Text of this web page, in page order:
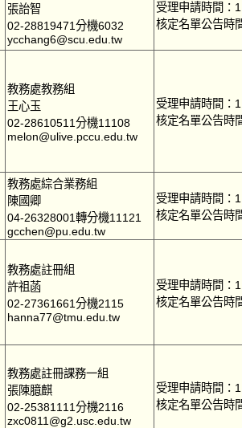
張詒智
02-28819471分機6032
ycchang6@scu.edu.tw
受理申請時間：
核定名單公告時
教務處教務組
王心玉
02-28610511分機11108
melon@ulive.pccu.edu.tw
受理申請時間：
核定名單公告時
教務處綜合業務組
陳國卿
04-26328001轉分機11121
gcchen@pu.edu.tw
受理申請時間：
核定名單公告時
教務處註冊組
許祖菡
02-27361661分機2115
hanna77@tmu.edu.tw
受理申請時間：
核定名單公告時
教務處註冊課務一組
張陳臆麒
02-25381111分機2116
zxc0811@g2.usc.edu.tw
受理申請時間：
核定名單公告時